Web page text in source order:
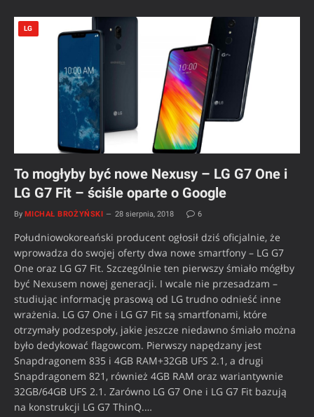
LG
To mogłyby być nowe Nexusy – LG G7 One i
LG G7 Fit – ściśle oparte o Google
By MICHAŁ BROŻYŃSKI 28 sierpnia, 2018 6
Południowokoreański producent ogłosił dziś oficjalnie, że
wprowadza do swojej oferty dwa nowe smartfony – LG G7
One oraz LG G7 Fit. Szczególnie ten pierwszy śmiało mógłby
być Nexusem nowej generacji. I wcale nie przesadzam –
studiując informację prasową od LG trudno odnieść inne
wrażenia. LG G7 One i LG G7 Fit są smartfonami, które
otrzymały podzespoły, jakie jeszcze niedawno śmiało można
było dedykować flagowcom. Pierwszy napędzany jest
Snapdragonem 835 i 4GB RAM+32GB UFS 2.1, a drugi
Snapdragonem 821, również 4GB RAM oraz wariantywnie
32GB/64GB UFS 2.1. Zarówno LG G7 One i LG G7 Fit bazują
na konstrukcji LG G7 ThinQ.…